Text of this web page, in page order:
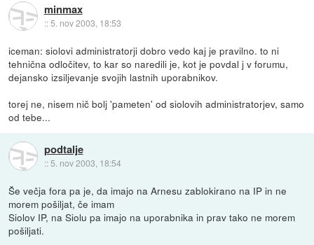
minmax
::5. nov 2003, 18:53
iceman: siolovi administratorji dobro vedo kaj je pravilno. to ni
tehnična odločitev, to kar so naredili je, kot je povdal j v forumu,
dejansko izsiljevanje svojih lastnih uporabnikov.
torej ne, nisem nič bolj 'pameten' od siolovih administratorjev, samo
od tebe...
podtalje
:: 5. nov 2003, 18:54
Še večja fora pa je, da imajo na Arnesu zablokirano na IP in ne
morem pošiljat, če imam
Siolov IP, na Siolu pa imajo na uporabnika in prav tako ne morem
pošiljati.